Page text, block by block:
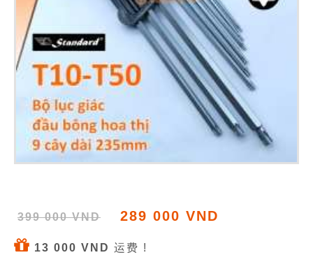
399 000 VND 289 000 VND
13 000 VND 运费 !